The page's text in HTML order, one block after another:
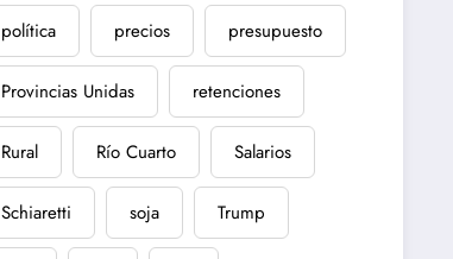
política precios presupuesto
Provincias Unidas retenciones
Rural Río Cuarto Salarios
Schiaretti soja Trump